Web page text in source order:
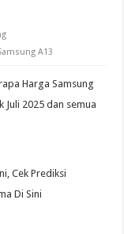
A13
Harga Samsung
Juli 2025 dan semua
Cek Prediksi
Di Sini